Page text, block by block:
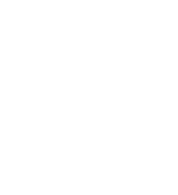
om te verbeteren!